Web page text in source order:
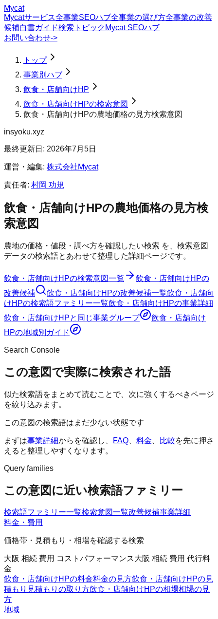
Mycat
Mycatサービス全事業SEOハブ全事業の選び方全事業の改善
候補白書ガイド検索トピック Mycat SEOハブ
お問い合わせ->
トップ
事業別ハブ
飲食・店舗向けHP
飲食・店舗向けHPの検索意図
飲食・店舗向けHPの農地価格の見方検索意図
insyoku.xyz
最終更新日: 2026年7月5日
運営・編集: 株式会社Mycat
責任者: 村岡 功規
飲食・店舗向けHPの農地価格の見方検
索意図
農地の価格・値段・調べ方を確認したい検索 を、検索意図
データの検索語とあわせて整理した詳細ページです。
飲食・店舗向けHPの検索意図一覧 飲食・店舗向けHPの
改善候補
飲食・店舗向けHPの改善候補一覧飲食・店舗向
けHPの検索語ファミリー一覧飲食・店舗向けHPの事業詳細
飲食・店舗向けHPと同じ事業グループ
飲食・店舗向け
HPの地域別ガイド
Search Console
この意図で実際に検索された語
似た検索語をまとめて読むことで、次に強くするべきページ
を絞り込みます。
この意図の検索語はまだ少ない状態です
まずは事業詳細からを確認し、 FAQ 料金 比較を先に押さ
えると整理しやすくなります。
Query families
この意図に近い検索語ファミリー
検索語ファミリー一覧検索意図一覧改善候補事業詳細
料金・費用
価格帯・見積もり・相場を確認する検索
大阪 相続 費用 コストパフォーマンス大阪 相続 費用 代行料
金
飲食・店舗向けHPの料金料金の見方飲食・店舗向けHPの見
積もり 見積もりの取り方飲食・店舗向けHPの相場相場の見
方
地域